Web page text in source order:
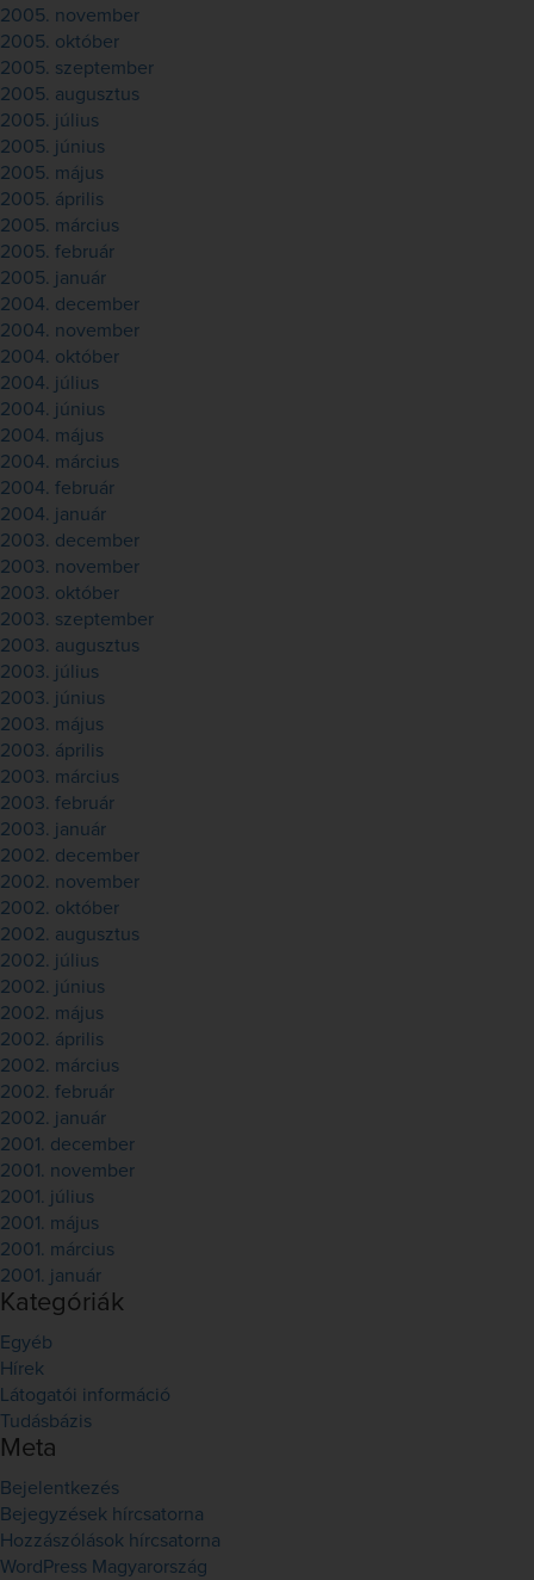
2005. november
2005. október
2005. szeptember
2005. augusztus
2005. július
2005. június
2005. május
2005. április
2005. március
2005. február
2005. január
2004. december
2004. november
2004. október
2004. július
2004. június
2004. május
2004. március
2004. február
2004. január
2003. december
2003. november
2003. október
2003. szeptember
2003. augusztus
2003. július
2003. június
2003. május
2003. április
2003. március
2003. február
2003. január
2002. december
2002. november
2002. október
2002. augusztus
2002. július
2002. június
2002. május
2002. április
2002. március
2002. február
2002. január
2001. december
2001. november
2001. július
2001. május
2001. március
2001. január
Kategóriák
Egyéb
Hírek
Látogatói információ
Tudásbázis
Meta
Bejelentkezés
Bejegyzések hírcsatorna
Hozzászólások hírcsatorna
WordPress Magyarország